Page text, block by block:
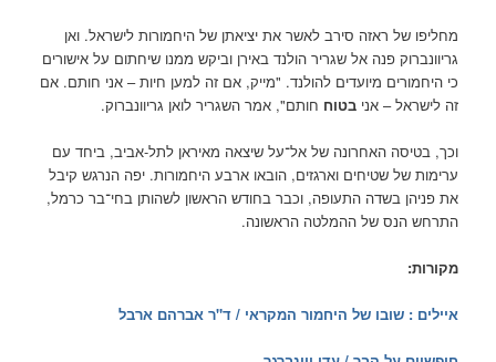
מחליפו של ראזה סירב לאשר את יציאתן של היחמורות לישראל. ואן
גריוונברוק פנה אל שגריר הולנד באירן וביקש ממנו שיחתום על אישורים
כי היחמורים מיועדים להולנד. "מייק, אם זה למען חיות – אני חותם. אם
זה לישראל – אניבטוח חותם", אמר השגריר לואן גריוונברוק.
וכך, בטיסה האחרונה של אל־על שיצאה מאיראן לתל-אביב, ביחד עם
ערימות של שטיחים וארגזים, הובאו ארבע היחמורות. יפה הנרגש קיבל
את פניהן בשדה התעופה, וכבר בחודש הראשון לשהותן בחי־בר כרמל,
התרחש הנס של ההמלטה הראשונה.
מקורות:
איילים : שובו של היחמור המקראי / ד"ר אברהם ארבל